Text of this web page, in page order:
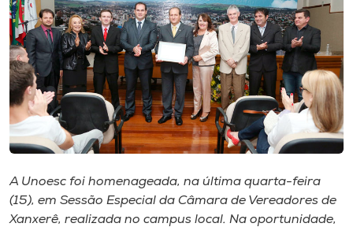
Editora
Rádio
Museu
Unoesc
Store
A Unoesc foi homenageada, na última quarta-feira
(15), em Sessão Especial da Câmara de Vereadores de
Xanxerê, realizada no campus local. Na oportunidade,